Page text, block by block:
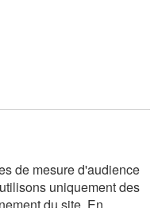
de mesure d'audience
uniquement des